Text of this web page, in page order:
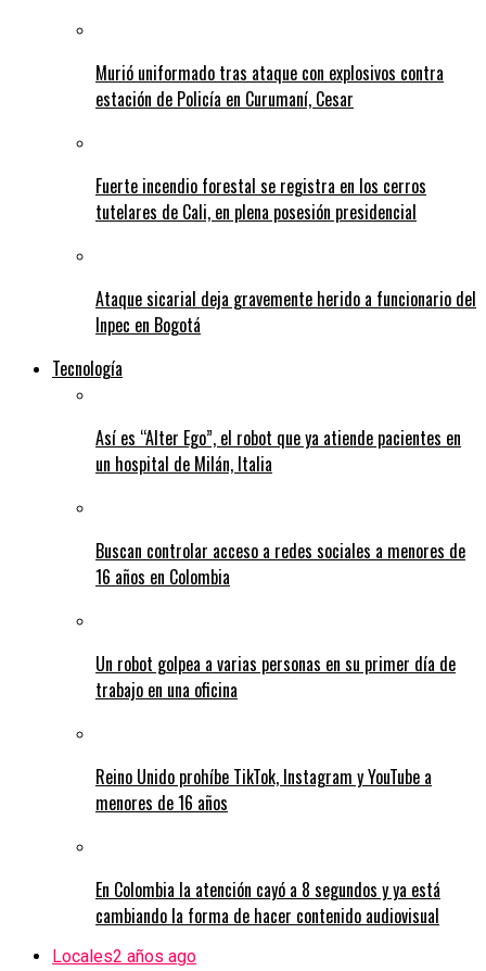
Murió uniformado tras ataque con explosivos contra
estación de Policía en Curumaní, Cesar
Fuerte incendio forestal se registra en los cerros
tutelares de Cali, en plena posesión presidencial
Ataque sicarial deja gravemente herido a funcionario del
Inpec en Bogotá
Tecnología
Así es “Alter Ego”, el robot que ya atiende pacientes en
un hospital de Milán, Italia
Buscan controlar acceso a redes sociales a menores de
16 años en Colombia
Un robot golpea a varias personas en su primer día de
trabajo en una oficina
Reino Unido prohíbe TikTok, Instagram y YouTube a
menores de 16 años
En Colombia la atención cayó a 8 segundos y ya está
cambiando la forma de hacer contenido audiovisual
Locales2 años ago